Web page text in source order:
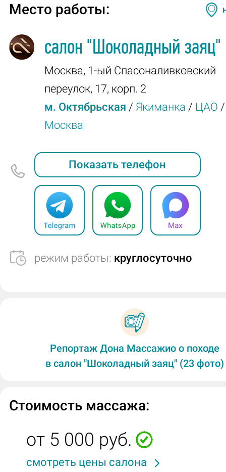
Место работы:
салон "Шоколадный заяц"
Москва, 1-ый Спасоналивковский
переулок, 17, корп. 2
м. Октябрьская / Якиманка / ЦАО /
Москва
Показать телефон
режим работы: круглосуточно
Репортаж Дона Массажио о походе
в салон "Шоколадный заяц" (23 фото)
Стоимость массажа:
от 5 000 руб.
смотреть цены салона